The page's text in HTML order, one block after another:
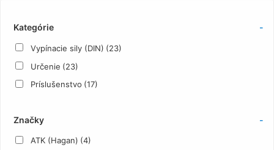
Kategórie -
Vypínacie sily (DIN) (23)
Určenie (23)
Príslušenstvo (17)
Značky -
ATK (Hagan) (4)